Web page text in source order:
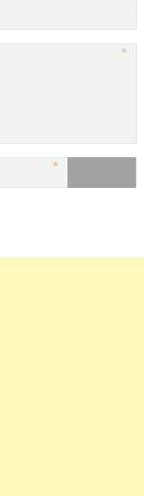
*
*